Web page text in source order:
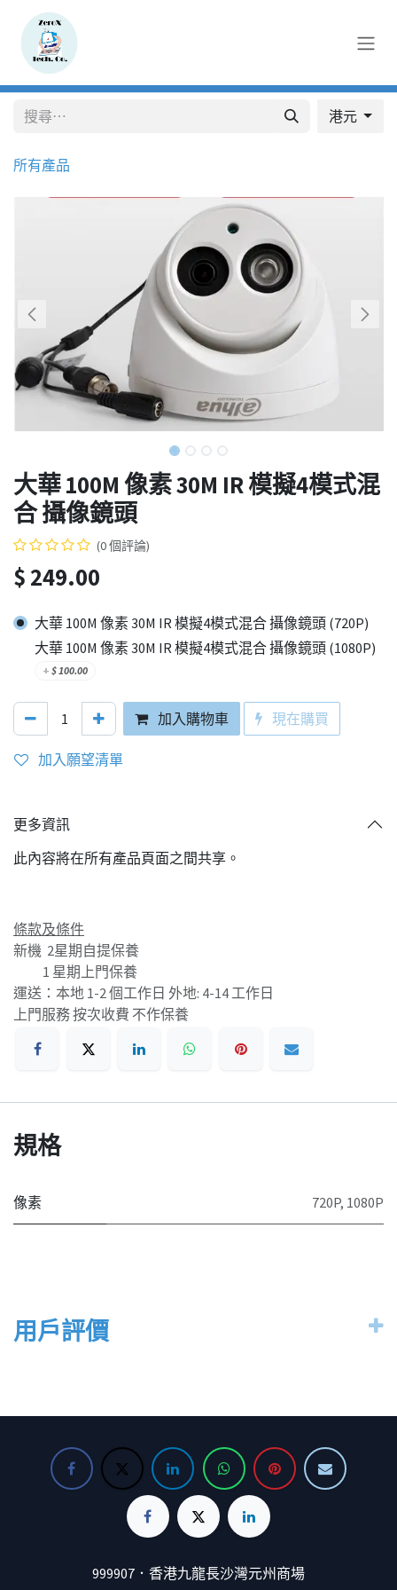
跳至內容
所有產品
港元
大華 100M 像素 30M IR 模擬4模式混
合 攝像鏡頭
(0 個評論)
$249.00
大華 100M 像素 30M IR 模擬4模式混合 攝像鏡頭 (720P)
大華 100M 像素 30M IR 模擬4模式混合 攝像鏡頭 (1080P)
+ $100.00
加入購物車 現在購買
加入願望清單
更多資訊
此內容將在所有產品頁面之間共享。
條款及條件
新機 2星期自提保養
1 星期上門保養
運送：本地 1-2 個工作日 外地: 4-14 工作日
上門服務 按次收費 不作保養
規格
像素 720P, 1080P
用戶評價
999907．香港九龍長沙灣元州商場